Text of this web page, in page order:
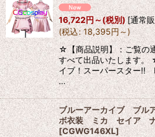
16,722円～(税別)[通常
(税込: 18,395円～)
☆【商品説明】：ご覧の
すべて出品いたします。
イブ！スーパースタ
…
ブルーアーカイブ ブ
ボ衣装 ミカ セイア
[CGWG146XL]